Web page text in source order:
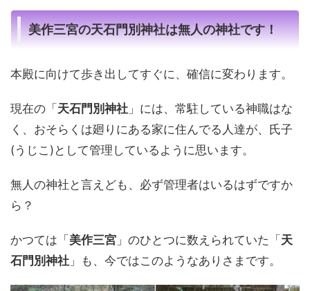
美作三宮の天石門別神社は無人の神社です！
本殿に向けて歩き出してすぐに、確信に変わります。
現在の「 天石門別神社 」には、常駐している神職はな
く、おそらくは廻りにある家に住んでる人達が、氏子
(うじこ)として管理しているように思います。
無人の神社と言えども、必ず管理者はいるはずですか
ら？
かつては「 美作三宮 」のひとつに数えられていた「 天
石門別神社 」も、今ではこのようなありさまです。